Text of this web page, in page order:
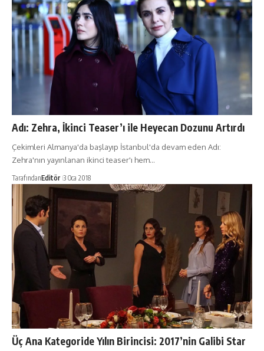
Adı: Zehra, İkinci Teaser’ı ile Heyecan Dozunu Artırdı
Çekimleri Almanya'da başlayıp İstanbul'da devam eden Adı:
Zehra'nın yayınlanan ikinci teaser'ı hem…
TarafındanEditör 3 Oca 2018
Üç Ana Kategoride Yılın Birincisi: 2017’nin Galibi Star